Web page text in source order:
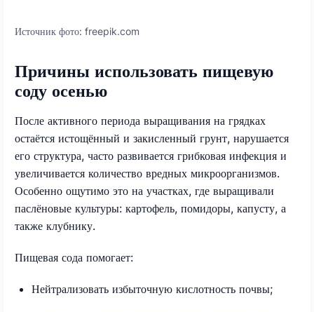
Источник фото: freepik.com
Причины использовать пищевую
соду осенью
После активного периода выращивания на грядках
остаётся истощённый и закисленный грунт, нарушается
его структура, часто развивается грибковая инфекция и
увеличивается количество вредных микроорганизмов.
Особенно ощутимо это на участках, где выращивали
паслёновые культуры: картофель, помидоры, капусту, а
также клубнику.
Пищевая сода помогает:
Нейтрализовать избыточную кислотность почвы;